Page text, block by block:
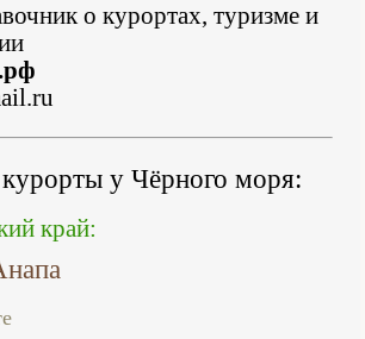
о курортах, туризме и
у Чёрного моря:
край: